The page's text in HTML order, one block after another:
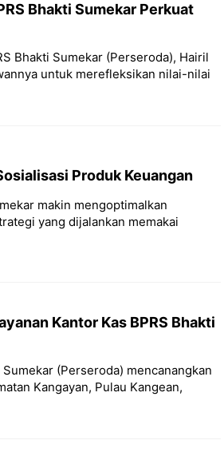
Bhakti Sumekar Perkuat
Bhakti Sumekar (Perseroda), Hairil
untuk merefleksikan nilai-nilai
Produk Keuangan
makin mengoptimalkan
yang dijalankan memakai
Kantor Kas BPRS Bhakti
(Perseroda) mencanangkan
Kangayan, Pulau Kangean,